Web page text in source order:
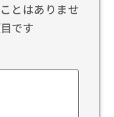
とはありませ
です